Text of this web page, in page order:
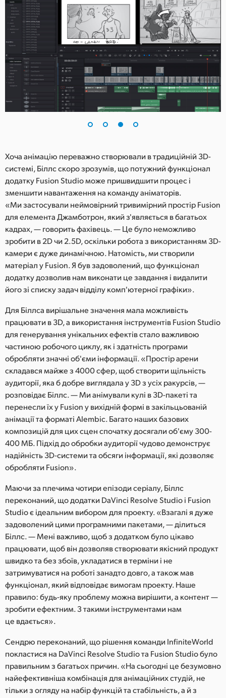
Хоча анімацію переважно створювали в традиційній 3D-
системі, Біллс скоро зрозумів, що потужний функціонал
додатку Fusion Studio може пришвидшити процес і
зменшити навантаження на команду аніматорів.
«Ми застосували неймовірний тривимірний простір Fusion
для елемента Джамботрон, який з'являється в багатьох
кадрах, — говорить фахівець. — Це було неможливо
зробити в 2D чи 2.5D, оскільки робота з використанням 3D-
камери є дуже динамічною. Натомість, ми створили
матеріал у Fusion. Я був задоволений, що функціонал
додатку дозволив нам виконати це завдання і видалити
його зі списку задач відділу комп'ютерної графіки».
Для Біллса вирішальне значення мала можливість
працювати в 3D, а використання інструментів Fusion Studio
для генерування унікальних ефектів стало важливою
частиною робочого циклу, як і здатність програми
обробляти значні об'єми інформації. «Простір арени
складався майже з 4000 сфер, щоб створити щільність
аудиторії, яка б добре виглядала у 3D з усіх ракурсів, —
розповідає Біллс. — Ми анімували кулі в 3D-пакеті та
перенесли їх у Fusion у вихідній формі в закільцьованій
анімації та форматі Alembic. Багато наших базових
композицій для цих сцен спочатку досягали об'єму 300-
400 МБ. Підхід до обробки аудиторії чудово демонструє
надійність 3D-системи та обсяги інформації, які дозволяє
обробляти Fusion».
Маючи за плечима чотири епізоди серіалу, Біллс
переконаний, що додатки DaVinci Resolve Studio і Fusion
Studio є ідеальним вибором для проекту. «Взагалі я дуже
задоволений цими програмними пакетами, — ділиться
Біллс. — Мені важливо, щоб з додатком було цікаво
працювати, щоб він дозволяв створювати якісний продукт
швидко та без збоїв, укладатися в терміни і не
затримуватися на роботі занадто довго, а також мав
функціонал, який відповідає вимогам проекту. Наше
правило: будь-яку проблему можна вирішити, а контент —
зробити ефектним. З такими інструментами нам
це вдається».
Сендрю переконаний, що рішення команди InfiniteWorld
покластися на DaVinci Resolve Studio та Fusion Studio було
правильним з багатьох причин. «На сьогодні це безумовно
найефективніша комбінація для анімаційних студій, не
тільки з огляду на набір функцій та стабільність, а й з